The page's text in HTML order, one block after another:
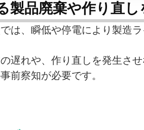
製品廃棄や作り直
は、瞬低や停電により製造
遅れや、作り直しを発生さ
前察知が必要です。